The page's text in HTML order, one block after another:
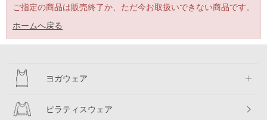
ご指定の商品は販売終了か、ただ今お取扱いできない商品です。
ホームへ戻る
ヨガウェア
ピラティスウェア